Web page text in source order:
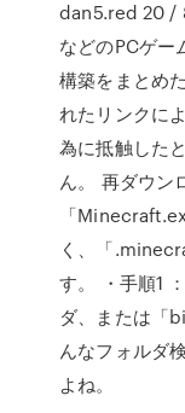
dan5.red 20 /
などのPCゲー
構築をまとめ
れたリンクに
為に抵触した
ん。 再ダウン
「
く、「
す。 ・手順1
ダ、または「
んなフォルダ
よね。